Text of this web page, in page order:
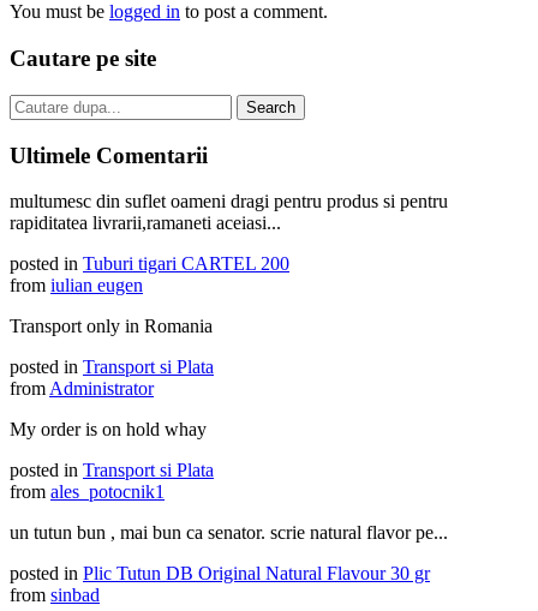
You must be logged in to post a comment.
Cautare pe site
Ultimele Comentarii
multumesc din suflet oameni dragi pentru produs si pentru
rapiditatea livrarii,ramaneti aceiasi...
posted in Tuburi tigari CARTEL 200
from iulian eugen
Transport only in Romania
posted in Transport si Plata
from Administrator
My order is on hold whay
posted in Transport si Plata
from ales_potocnik1
un tutun bun , mai bun ca senator. scrie natural flavor pe...
posted in Plic Tutun DB Original Natural Flavour 30 gr
from sinbad